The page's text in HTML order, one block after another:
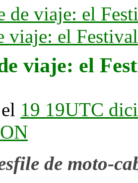
de viaje: el
viaje: el
viaje: el
19 19UTC
de moto-